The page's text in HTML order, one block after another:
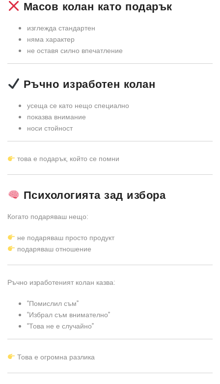
Масов колан като подарък
изглежда стандартен
няма характер
не оставя силно впечатление
Ръчно изработен колан
усеща се като нещо специално
показва внимание
носи стойност
това е подарък, който се помни
Психологията зад избора
Когато подаряваш нещо:
не подаряваш просто продукт
подаряваш отношение
Ръчно изработеният колан казва:
“Помислил съм”
“Избрал съм внимателно”
“Това не е случайно”
Това е огромна разлика